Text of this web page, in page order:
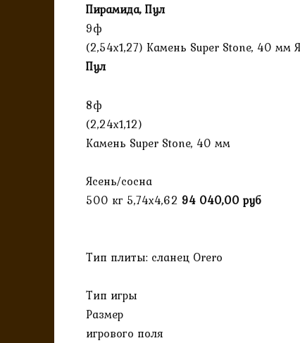
Пирамида, Пул
9ф
(2,54х1,27) Камень Super Stone, 40 мм
Пул
8ф
(2,24х1,12)
Камень Super Stone, 40 мм
Ясень/сосна
500 кг 5,74х4,62 94 040,00 руб
Тип плиты: сланец Orero
Тип игры
Размер
игрового поля